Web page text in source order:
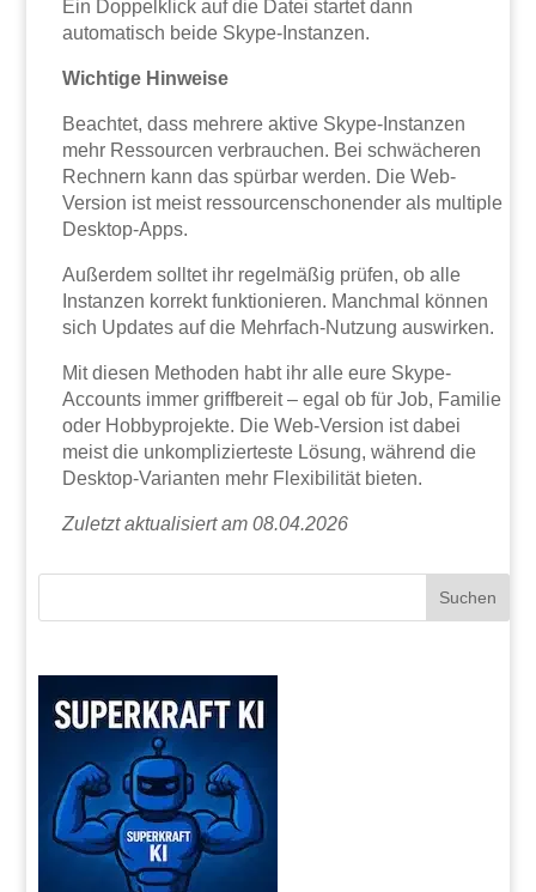
Ein Doppelklick auf die Datei startet dann
automatisch beide Skype-Instanzen.
Wichtige Hinweise
Beachtet, dass mehrere aktive Skype-Instanzen
mehr Ressourcen verbrauchen. Bei schwächeren
Rechnern kann das spürbar werden. Die Web-
Version ist meist ressourcenschonender als multiple
Desktop-Apps.
Außerdem solltet ihr regelmäßig prüfen, ob alle
Instanzen korrekt funktionieren. Manchmal können
sich Updates auf die Mehrfach-Nutzung auswirken.
Mit diesen Methoden habt ihr alle eure Skype-
Accounts immer griffbereit – egal ob für Job, Familie
oder Hobbyprojekte. Die Web-Version ist dabei
meist die unkomplizierteste Lösung, während die
Desktop-Varianten mehr Flexibilität bieten.
Zuletzt aktualisiert am 08.04.2026